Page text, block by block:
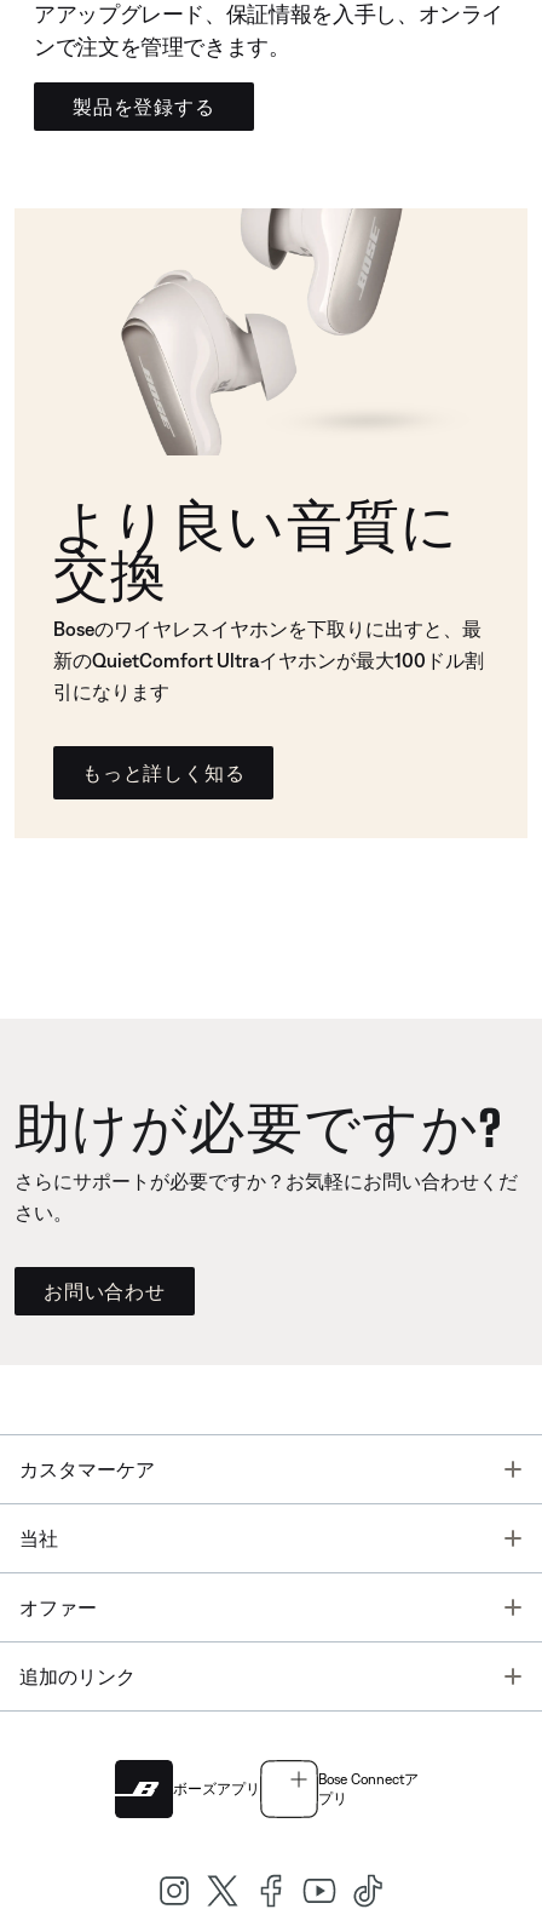
アアップグレード、保証情報を入手し、オンライ
ンで注文を管理できます。
製品を登録する
より良い音質に
交換
Boseのワイヤレスイヤホンを下取りに出すと、最
新のQuietComfort Ultraイヤホンが最大100ドル割
引になります
もっと詳しく知る
助けが必要ですか?
さらにサポートが必要ですか？お気軽にお問い合わせくだ
さい。
お問い合わせ
カスタマーケア
当社
オファー
追加のリンク
ボーズアプリ
Bose Connectア
プリ